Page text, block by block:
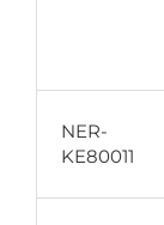
NER-
KE80011